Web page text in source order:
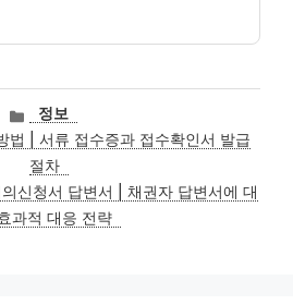
카
테
고
리
정보
법 | 서류 접수증과 접수확인서 발급
절차
신청서 답변서 | 채권자 답변서에 대
과적 대응 전략